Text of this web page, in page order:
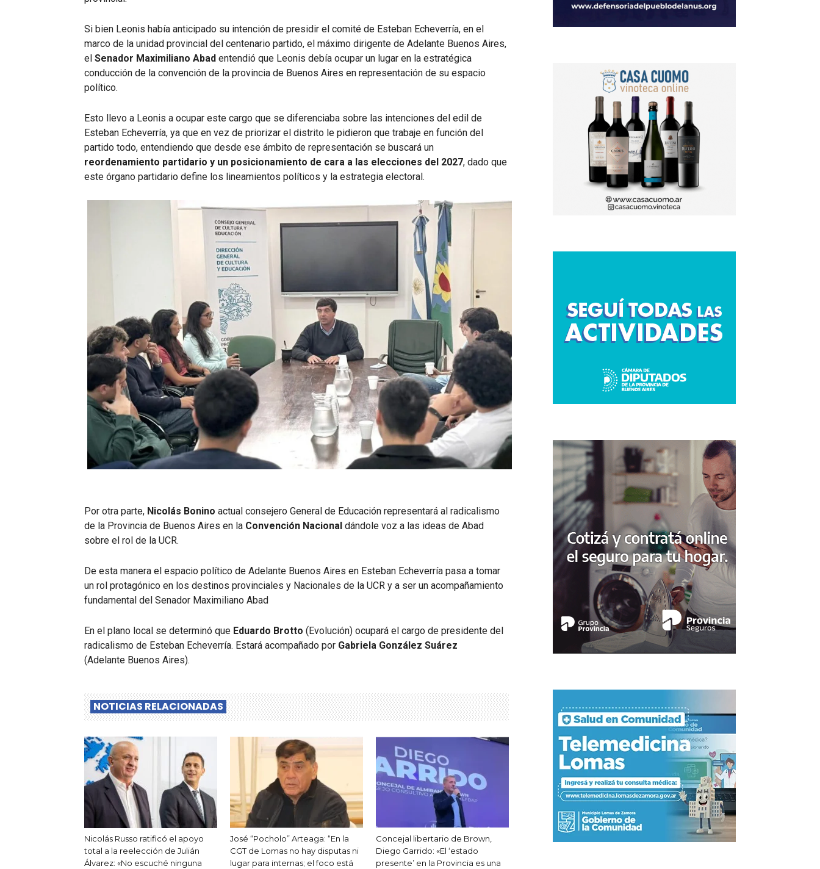
Si bien Leonis había anticipado su intención de presidir el comité de Esteban Echeverría, en el
marco de la unidad provincial del centenario partido, el máximo dirigente de Adelante Buenos Aires,
el Senador Maximiliano Abad entendió que Leonis debía ocupar un lugar en la estratégica
conducción de la convención de la provincia de Buenos Aires en representación de su espacio
político.
Esto llevo a Leonis a ocupar este cargo que se diferenciaba sobre las intenciones del edil de
Esteban Echeverría, ya que en vez de priorizar el distrito le pidieron que trabaje en función del
partido todo, entendiendo que desde ese ámbito de representación se buscará un
reordenamiento partidario y un posicionamiento de cara a las elecciones del 2027, dado que
este órgano partidario define los lineamientos políticos y la estrategia electoral.
Por otra parte, Nicolás Bonino actual consejero General de Educación representará al radicalismo
de la Provincia de Buenos Aires en la Convención Nacional dándole voz a las ideas de Abad
sobre el rol de la UCR.
De esta manera el espacio político de Adelante Buenos Aires en Esteban Echeverría pasa a tomar
un rol protagónico en los destinos provinciales y Nacionales de la UCR y a ser un acompañamiento
fundamental del Senador Maximiliano Abad
En el plano local se determinó que Eduardo Brotto (Evolución) ocupará el cargo de presidente del
radicalismo de Esteban Echeverría. Estará acompañado por Gabriela González Suárez
(Adelante Buenos Aires).
NOTICIAS RELACIONADAS
Nicolás Russo ratificó el apoyo
total a la reelección de Julián
Álvarez: «No escuché ninguna
José “Pocholo” Arteaga: “En la
CGT de Lomas no hay disputas ni
lugar para internas; el foco está
Concejal libertario de Brown,
Diego Garrido: «El ‘estado
presente’ en la Provincia es una